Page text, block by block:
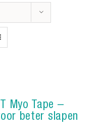
Myo Tape –
beter slapen